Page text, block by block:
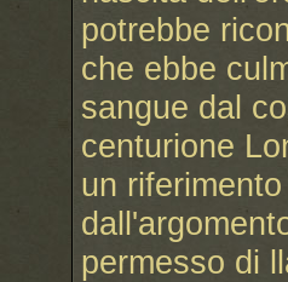
potrebbe
che ebbe
sangue dal
centurione
un
permesso di